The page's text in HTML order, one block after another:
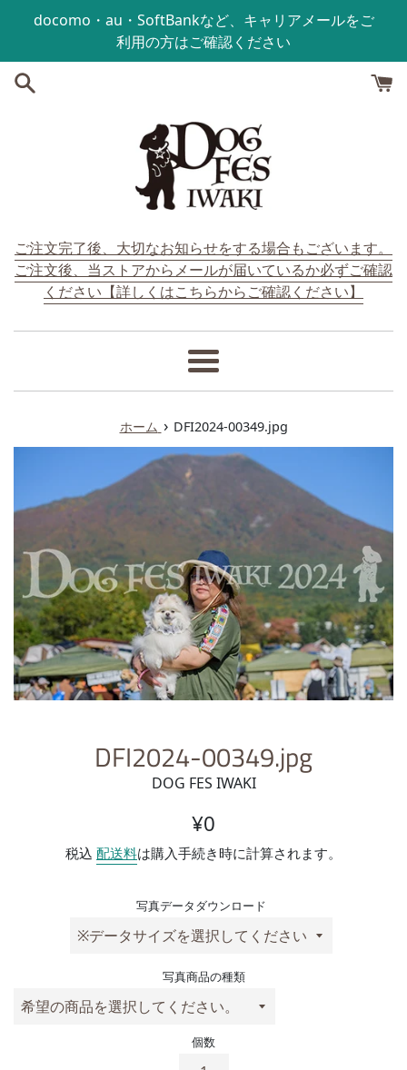
コンテンツにスキップする
docomo・au・SoftBankなど、キャリアメールをご
利用の方はご確認ください
ご注文完了後、大切なお知らせをする場合もございます。
ご注文後、当ストアからメールが届いているか必ずご確認
ください【詳しくはこちらからご確認ください】
メ
ニ
ー
ホーム › DFI2024-00349.jpg
DFI2024-00349.jpg
DOG FES IWAKI
通常価格
¥0
税込 配送料は購入手続き時に計算されます。
写真データダウンロード
写真商品の種類
個数